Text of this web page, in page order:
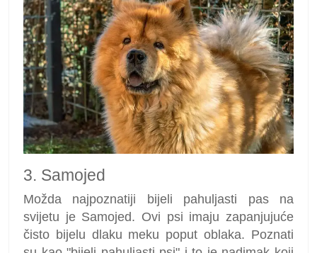
3. Samojed
Možda najpoznatiji bijeli pahuljasti pas na
svijetu je Samojed. Ovi psi imaju zapanjujuće
čisto bijelu dlaku meku poput oblaka. Poznati